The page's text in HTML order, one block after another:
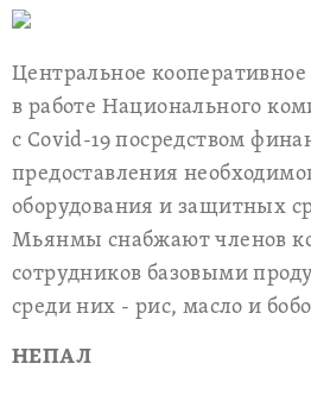
Центральное кооперативное
в работе Национального
с Covid-19 посредством
предоставления
оборудования и защитных
Мьянмы снабжают членов
сотрудников базовыми
среди них - рис, масло и
НЕПАЛ